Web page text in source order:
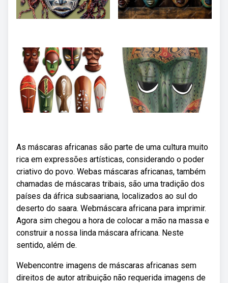
As máscaras africanas são parte de uma cultura muito
rica em expressões artísticas, considerando o poder
criativo do povo. Webas máscaras africanas, também
chamadas de máscaras tribais, são uma tradição dos
países da áfrica subsaariana, localizados ao sul do
deserto do saara. Webmáscara africana para imprimir.
Agora sim chegou a hora de colocar a mão na massa e
construir a nossa linda máscara africana. Neste
sentido, além de.
Webencontre imagens de máscaras africanas sem
direitos de autor atribuição não requerida imagens de